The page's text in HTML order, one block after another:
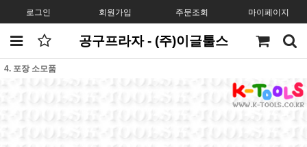
로그인 회원가입 주문조회 마이페이지
공구프라자 - (주)이글툴스
4. 포장 소모품